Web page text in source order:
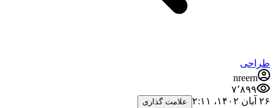
طراحی
nreern
۷٬۸۹۹
۲۶ آبان ۱۴۰۲،‏ ۲:۱۱
علامت گذاری